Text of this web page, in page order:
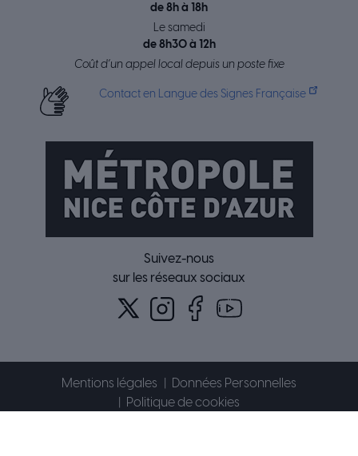
de 8h à 18h
Le samedi
de 8h30 à 12h
Coût d’un appel local depuis un poste fixe
Contact en Langue des Signes Française
Suivez-nous
sur les réseaux sociaux
Mentions légales
Données Personnelles
Politique de cookies